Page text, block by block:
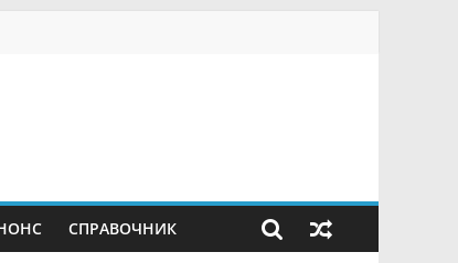
СПРАВОЧНИК